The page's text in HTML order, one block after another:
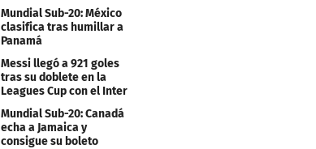
Mundial Sub-20: México
clasifica tras humillar a
Panamá
Messi llegó a 921 goles
tras su doblete en la
Leagues Cup con el Inter
Miami
Mundial Sub-20: Canadá
echa a Jamaica y
consigue su boleto